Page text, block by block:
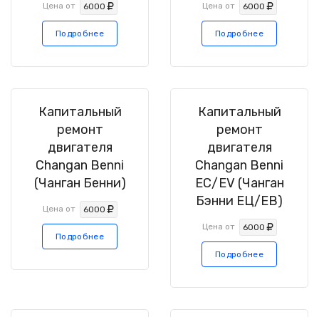
Цена от 6000
Подробнее
Цена от 6000
Подробнее
Капитальный
ремонт
двигателя
Changan Benni
(Чанган Бенни)
Цена от 6000
Подробнее
Капитальный
ремонт
двигателя
Changan Benni
EC/EV (Чанган
Бэнни ЕЦ/ЕВ)
Цена от 6000
Подробнее